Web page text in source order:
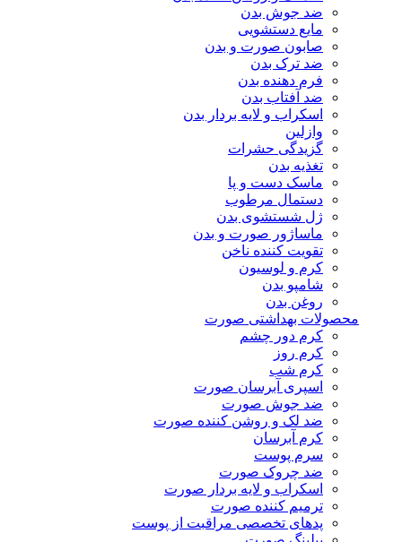
ضد جوش بدن
مایع دستشویی
صابون صورت و بدن
ضد ترک بدن
فرم دهنده بدن
ضد آفتاب بدن
اسکراب و لایه بردار بدن
وازلین
گزیدگی حشرات
تغذیه بدن
ماسک دست و پا
دستمال مرطوب
ژل شستشوی بدن
ماساژور صورت و بدن
تقویت کننده ناخن
کرم و لوسیون
شامپو بدن
روغن بدن
محصولات بهداشتی صورت
کرم دور چشم
کرم روز
کرم شب
اسپری آبرسان صورت
ضد جوش صورت
ضد لک و روشن کننده صورت
کرم آبرسان
سرم پوست
ضد چروک صورت
اسکراب و لایه بردار صورت
ترمیم کننده صورت
پدهای تخصصی مراقبت از پوست